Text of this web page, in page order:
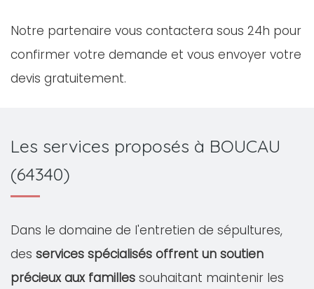
Notre partenaire vous contactera sous 24h pour
confirmer votre demande et vous envoyer votre
devis gratuitement.
Les services proposés à BOUCAU
(64340)
Dans le domaine de l'entretien de sépultures,
des services spécialisés offrent un soutien
précieux aux familles souhaitant maintenir les